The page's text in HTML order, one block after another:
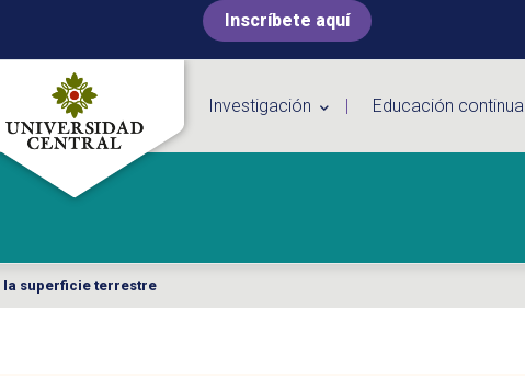
Inscríbete aquí
Investigación Educación continua
la superficie terrestre